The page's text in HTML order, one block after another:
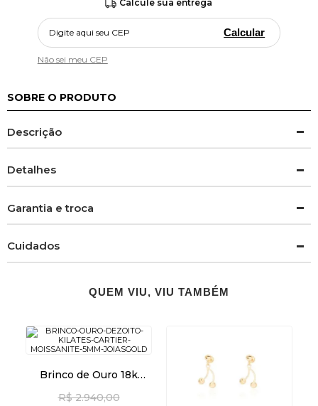
Calcule sua entrega
Calcular
Não sei meu CEP
SOBRE O PRODUTO
Descrição
Detalhes
Garantia e troca
Cuidados
QUEM VIU, VIU TAMBÉM
Brinco de Ouro 18k
de 5mm br29516
R$ 2.940,00
OFERTAS